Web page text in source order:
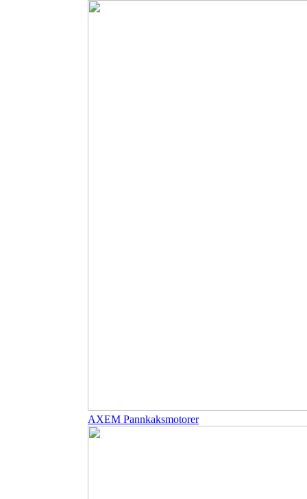
AXEM Pannkaksmotorer